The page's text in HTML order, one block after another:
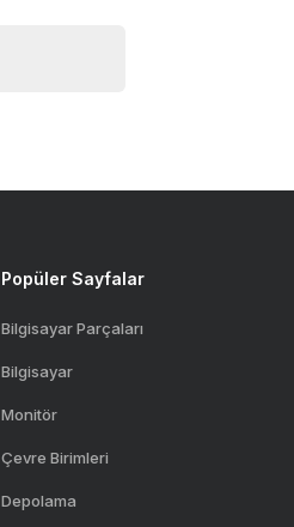
Popüler Sayfalar
Bilgisayar Parçaları
Bilgisayar
Monitör
Çevre Birimleri
Depolama